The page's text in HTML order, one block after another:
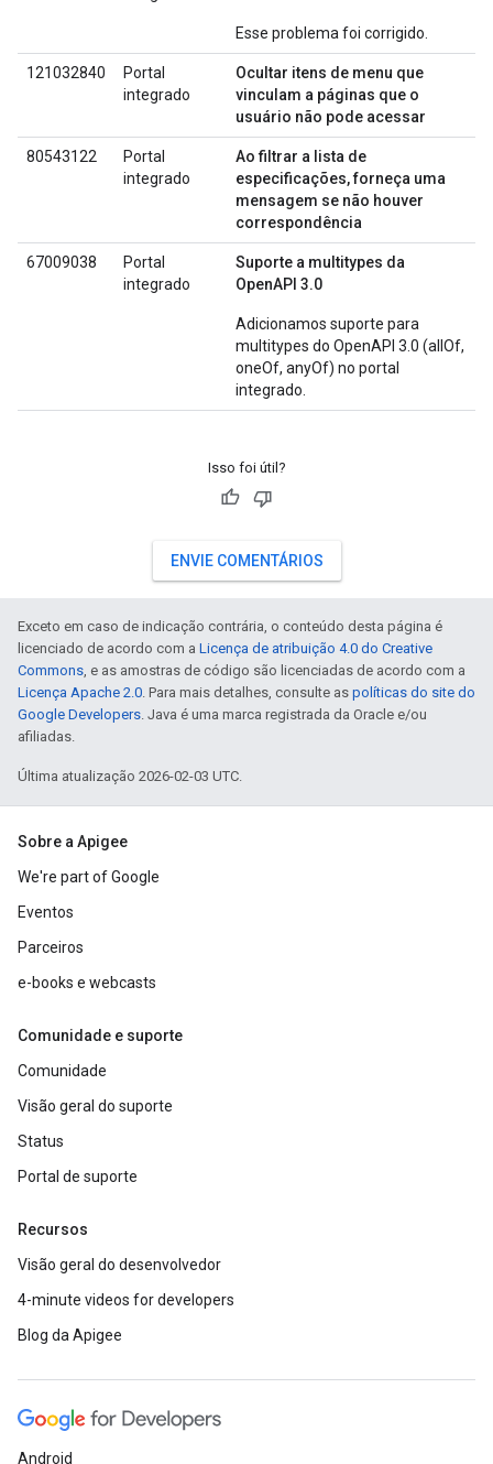
Esse problema foi corrigido.
121032840
Portal
integrado
Ocultar itens de menu que
vinculam a páginas que o
usuário não pode acessar
80543122
Portal
integrado
Ao filtrar a lista de
especificações, forneça uma
mensagem se não houver
correspondência
67009038
Portal
integrado
Suporte a multitypes da
OpenAPI 3.0
Adicionamos suporte para
multitypes do OpenAPI 3.0 (allOf,
oneOf, anyOf) no portal
integrado.
Isso foi útil?
ENVIE COMENTÁRIOS
Exceto em caso de indicação contrária, o conteúdo desta página é
licenciado de acordo com a Licença de atribuição 4.0 do Creative
Commons, e as amostras de código são licenciadas de acordo com a
Licença Apache 2.0. Para mais detalhes, consulte as políticas do site do
Google Developers. Java é uma marca registrada da Oracle e/ou
afiliadas.
Última atualização 2026-02-03 UTC.
Sobre a Apigee
We're part of Google
Eventos
Parceiros
e-books e webcasts
Comunidade e suporte
Comunidade
Visão geral do suporte
Status
Portal de suporte
Recursos
Visão geral do desenvolvedor
4-minute videos for developers
Blog da Apigee
Android